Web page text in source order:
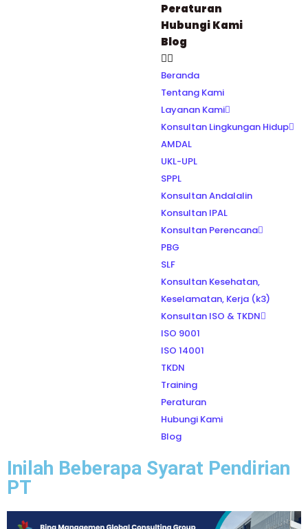
Peraturan
Hubungi Kami
Blog
Beranda
Tentang Kami
Layanan Kami
Konsultan Lingkungan Hidup
AMDAL
UKL-UPL
SPPL
Konsultan Andalalin
Konsultan IPAL
Konsultan Perencana
PBG
SLF
Konsultan Kesehatan,
Keselamatan, Kerja (k3)
Konsultan ISO & TKDN
ISO 9001
ISO 14001
TKDN
Training
Peraturan
Hubungi Kami
Blog
Inilah Beberapa Syarat Pendirian
PT